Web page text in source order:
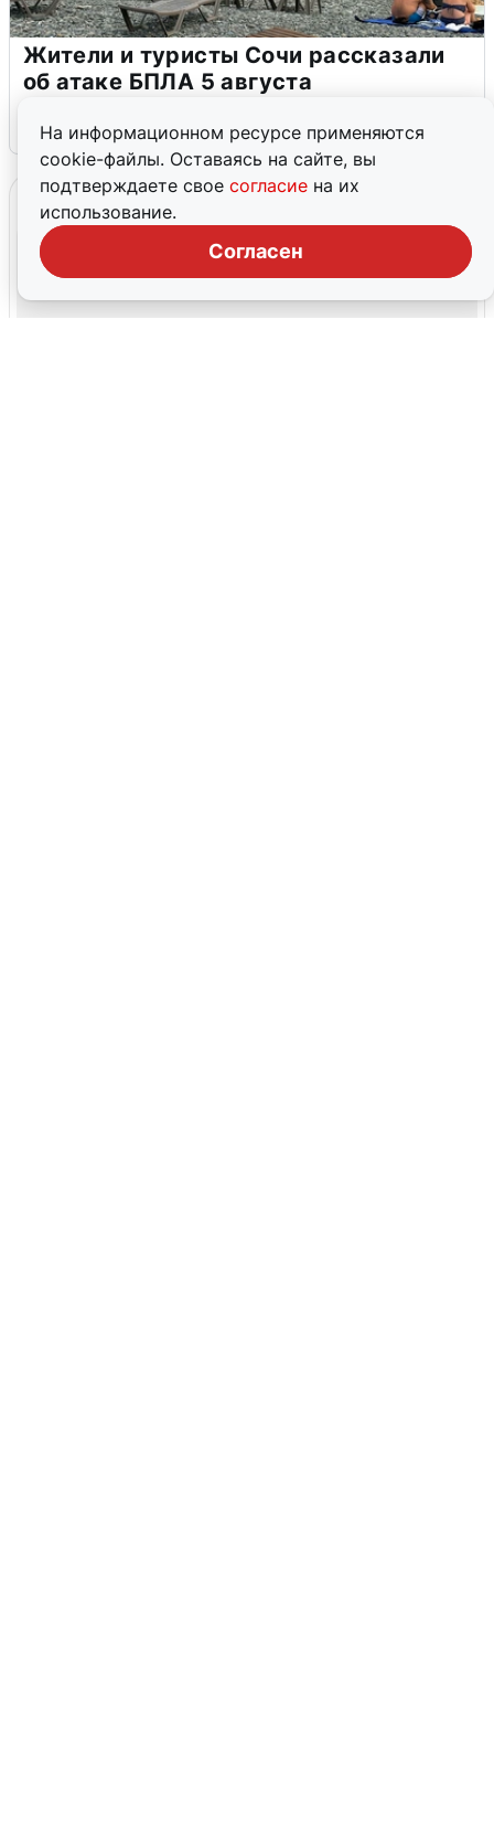
На информационном ресурсе применяются
cookie-файлы. Оставаясь на сайте, вы
подтверждаете свое согласие на их
использование.
Согласен
Жители и туристы Сочи рассказали
об атаке БПЛА 5 августа
5 августа 0